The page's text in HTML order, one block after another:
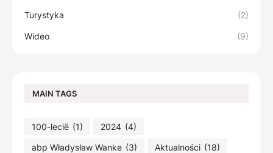
Turystyka (2)
Wideo (9)
MAIN TAGS
100-lecië (1) 2024 (4)
abp Władysław Wanke (3) Aktualności (18)